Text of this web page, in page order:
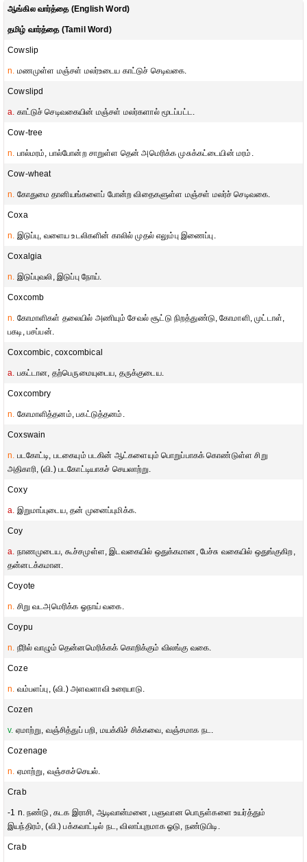
ஆங்கில வார்த்தை (English Word)
தமிழ் வார்த்தை (Tamil Word)
Cowslip
n. மணமுள்ள மஞ்சள் மலர்உடைய காட்டுச் செடிவகை.
Cowslipd
a. காட்டுச் செடிவகையின் மஞ்சள் மலர்களால் மூடப்பட்ட.
Cow-tree
n. பால்மரம், பால்போன்ற சாறுள்ள தென் அமெரிக்க முசுக்கட்டையின் மரம்.
Cow-wheat
n. கோதுமை தானியங்களைப் போன்ற விதைகளுள்ள மஞ்சள் மலர்ச் செடிவகை.
Coxa
n. இடுப்பு, வளைய உடலிகளின் காலில் முதல் எலும்பு இணைப்பு.
Coxalgia
n. இடுப்புவலி, இடுப்பு நோய்.
Coxcomb
n. கோமாளிகள் தலையில் அணியும் சேவல் சூட்டு நிறத்துண்டு, கோமாளி, முட்டாள்,
பகடி, பசப்பன்.
Coxcombic, coxcombical
a. பகட்டான, தற்பெருமையுடைய, தருக்குடைய.
Coxcombry
n. கோமாளித்தனம், பகட்டுத்தனம்.
Coxswain
n. படகோட்டி, படகையும் படகின் ஆட்களையும் பொறுப்பாகக் கொண்டுள்ள சிறு
அதிகாரி, (வி.) படகோட்டியாகச் செயலாற்று.
Coxy
a. இறுமாப்புடைய, தன் முனைப்புமிக்க.
Coy
a. நாணமுடைய, கூச்சமுள்ள, இடவகையில் ஒதுக்கமான, பேச்சு வகையில் ஒதுங்குகிற,
தன்னடக்கமான.
Coyote
n. சிறு வடஅமெரிக்க ஓநாய் வகை.
Coypu
n. நீரில் வாழும் தென்னமெரிக்கக் கொறிக்கும் விலங்கு வகை.
Coze
n. வம்பளப்பு, (வி.) அளவளாவி உரையாடு.
Cozen
v. ஏமாற்று, வஞ்சித்துப் பறி, மயக்கிச் சிக்கவை, வஞ்சமாக நட.
Cozenage
n. ஏமாற்று, வஞ்சகச்செயல்.
Crab
-1 n. நண்டு, கடக இராசி, ஆடிவான்மனை, பளுவான பொருள்களை உயர்த்தும்
இயந்திரம், (வி.) பக்கவாட்டில் நட, விலாப்புறமாக ஓடு, நண்டுபிடி.
Crab